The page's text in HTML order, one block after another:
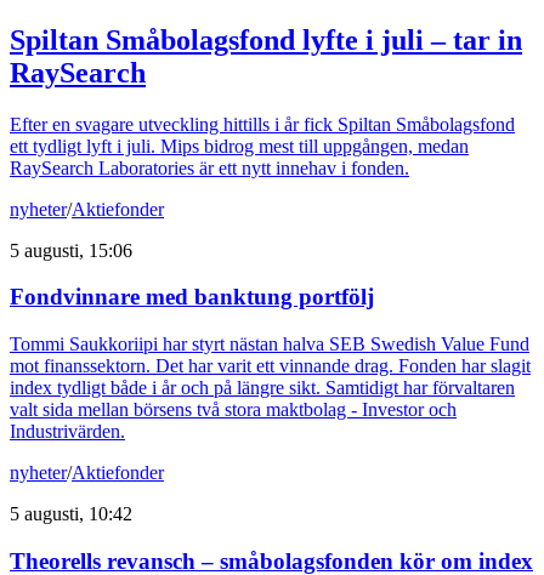
Spiltan Småbolagsfond lyfte i juli – tar in
RaySearch
Efter en svagare utveckling hittills i år fick Spiltan Småbolagsfond
ett tydligt lyft i juli. Mips bidrog mest till uppgången, medan
RaySearch Laboratories är ett nytt innehav i fonden.
nyheter/Aktiefonder
5 augusti, 15:06
Fondvinnare med banktung portfölj
Tommi Saukkoriipi har styrt nästan halva SEB Swedish Value Fund
mot finanssektorn. Det har varit ett vinnande drag. Fonden har slagit
index tydligt både i år och på längre sikt. Samtidigt har förvaltaren
valt sida mellan börsens två stora maktbolag - Investor och
Industrivärden.
nyheter/Aktiefonder
5 augusti, 10:42
Theorells revansch – småbolagsfonden kör om index